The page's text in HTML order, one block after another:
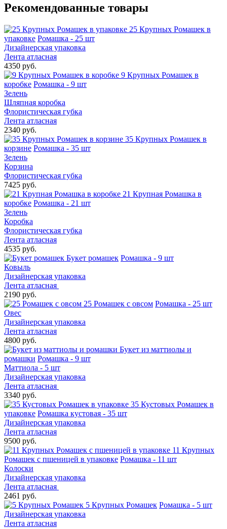
Рекомендованные товары
25 Крупных Ромашек в
упаковке Ромашка - 25 шт
Дизайнерская упаковка
Лента атласная
4350 руб.
9 Крупных Ромашек в
коробке Ромашка - 9 шт
Зелень
Шляпная коробка
Флористическая губка
Лента атласная
2340 руб.
35 Крупных Ромашек в
корзине Ромашка - 35 шт
Зелень
Корзина
Флористическая губка
7425 руб.
21 Крупная Ромашка в
коробке Ромашка - 21 шт
Зелень
Коробка
Флористическая губка
Лента атласная
4535 руб.
Букет ромашек Ромашка - 9 шт
Ковыль
Дизайнерская упаковка
Лента атласная
2190 руб.
25 Ромашек с овсом Ромашка - 25 шт
Овес
Дизайнерская упаковка
Лента атласная
4800 руб.
Букет из маттиолы и
ромашки Ромашка - 9 шт
Маттиола - 5 шт
Дизайнерская упаковка
Лента атласная
3340 руб.
35 Кустовых Ромашек в
упаковке Ромашка кустовая - 35 шт
Дизайнерская упаковка
Лента атласная
9500 руб.
11 Крупных
Ромашек с пшеницей в упаковке Ромашка - 11 шт
Колоски
Дизайнерская упаковка
Лента атласная
2461 руб.
5 Крупных Ромашек Ромашка - 5 шт
Дизайнерская упаковка
Лента атласная